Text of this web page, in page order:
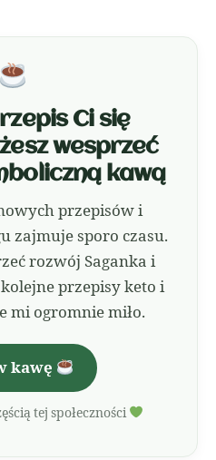
Ci się
wesprzeć
kawą
przepisów i
zajmuje sporo czasu.
rozwój Saganka i
przepisy keto i
mi ogromnie miło.
kawę
tej społeczności